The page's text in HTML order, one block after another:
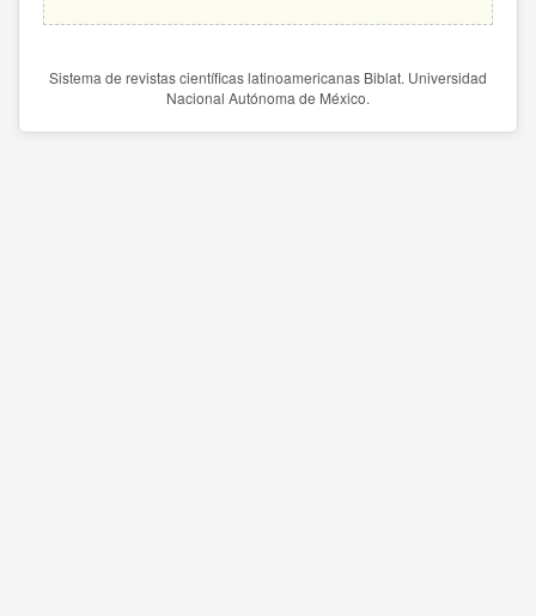
Sistema de revistas científicas latinoamericanas Biblat. Universidad
Nacional Autónoma de México.